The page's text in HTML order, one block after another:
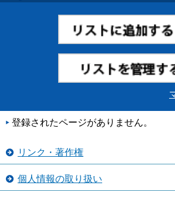
登録されたページがありません。
リンク・著作権
個人情報の取り扱い